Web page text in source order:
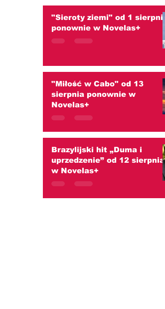
"Sieroty ziemi" od 1 sierpnia
ponownie w Novelas+
"Miłość w Cabo" od 13
sierpnia ponownie w
Novelas+
Brazylijski hit „Duma i
uprzedzenie” od 12 sierpnia
w Novelas+